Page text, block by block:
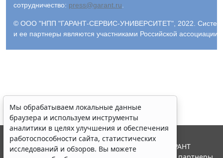
сотрудничество: press@garant.ru
© ООО "НПП "ГАРАНТ-СЕРВИС-УНИВЕРСИТЕТ", 2022. Система
и ее партнеры являются участниками Российской
Мы обрабатываем локальные данные
браузера и используем инструменты
аналитики в целях улучшения и обеспечения
работоспособности сайта, статистических
исследований и обзоров. Вы можете
© ООО "НПП "ГАРАНТ-СЕРВИС", 2026. Система ГАРАНТ